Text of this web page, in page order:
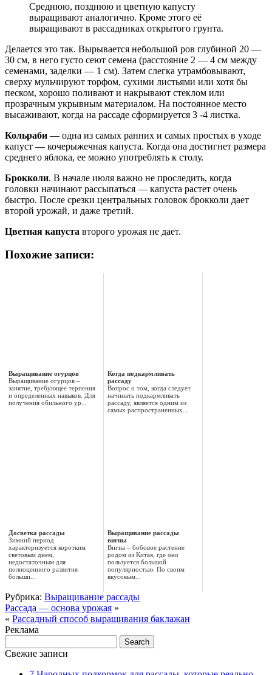
Среднюю, позднюю и цветную капусту
выращивают аналогично. Кроме этого её
выращивают в рассадниках открытого грунта.
Делается это так. Вырывается небольшой ров глубиной 20 —
30 см, в него густо сеют семена (расстояние 2 — 4 см между
семенами, заделки — 1 см). Затем слегка утрамбовывают,
сверху мульчируют торфом, сухими листьями или хотя бы
песком, хорошо поливают и накрывают стеклом или
прозрачным укрывным материалом. На постоянное место
высаживают, когда на рассаде сформируется 3 -4 листка.
Кольраби — одна из самых ранних и самых простых в уходе
капуст — кочерыжечная капуста. Когда она достигнет размера
среднего яблока, ее можно употреблять к столу.
Брокколи. В начале июля важно не проследить, когда
головки начинают рассыпаться — капуста растет очень
быстро. После срезки центральных головок брокколи дает
второй урожай, и даже третий.
Цветная капуста второго урожая не дает.
Похожие записи:
Выращивание огурцов
Выращивание огурцов –
занятие, требующее терпения
и определенных навыков. Для
получения обильного ур...
Когда подкармливать
рассаду
Вопрос о том, когда следует
начинать подкармливать
рассаду, является одним из
самых распространенных...
Досветка рассады
Зимний период
характеризуется коротким
световым днем,
недостаточным для
полноценного развития
больши...
Выращивание рассады
вигны
Вигна – бобовое растение
родом из Китая, где оно
пользуется большой
популярностью. По своим
вкусовым...
Рубрика: Выращивание рассады
Рассада — основа урожая »
« Рассадный способ выращивания баклажан
Реклама
Свежие записи